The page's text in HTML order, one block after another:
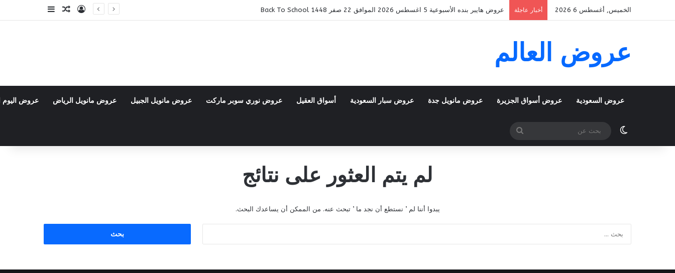
الخميس, أغسطس 6 2026 أخبار عاجلة عروض هايبر بنده الأسبوعية 5 اغسطس 2026 الموافق 22 صفر 1448 Back To School تسجيل الدخول
مقال عشوائي
إضافة عمود
عروض العالم
عروض السعودية عروض أسواق الجزيرة عروض مانويل جدة عروض سبار السعودية أسواق العقيل عروض نوري سوبر ماركت عروض مانويل الجبيل عروض مانويل الرياض عروض اليوم
الوضع المظلم
بحث
عن
لم يتم العثور على نتائج
يبدوا أننا لم ’ نستطع أن نجد ما ’ تبحث عنه. من الممكن أن يساعدك البحث.